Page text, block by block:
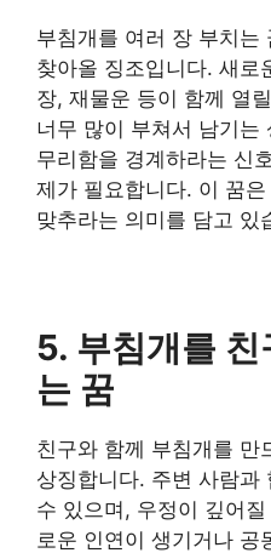
부침개를 여러 장 부치는
찾아올 징조입니다. 새로
장, 재물운 등이 함께 열
너무 많이 부쳐서 남기는
무리함을 경계하라는 신
제가 필요합니다. 이 꿈
맞추라는 의미를 담고 있
5. 부침개를
는 꿈
친구와 함께 부침개를 만
상징합니다. 주변 사람과
수 있으며, 우정이 깊어
로운 인연이 생기거나 공